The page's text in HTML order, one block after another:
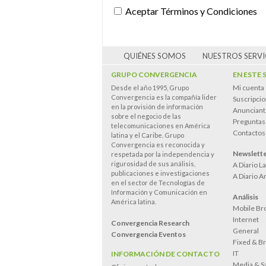
realizar transacciones. Por ello,
cualquier soporte ciertos extractos
expresa constancia que Ud. será
a material disponible en preview
fecha de registro y alta. La
pago de abono que deberá
momento del registro inicial Una
usuario de las claves de
material.
3. Para acceder y proceder a la
que específicamente se señalen,
mediante la facilitación de datos
pago.
4. Cuando en la utilización de la
para la venta o compra de
auspiciantes o patrocinadores de la
ellos serán responsables finales de la
Aceptar Términos y Condiciones
QUIÉNES SOMOS NUESTROS
GRUPO CONVERGENCIA
Desde el año 1995, Grupo
Convergencia es la compañía lider
en la provisión de información
sobre el negocio de las
telecomunicaciones en América
latina y el Caribe. Grupo
Convergencia es reconocida y
respetada por la independencia y
rigurosidad de sus análisis,
publicaciones e investigaciones
en el sector de Tecnologías de
Información y Comunicación en
América latina.
Convergencia Research
Convergencia Eventos
INFORMACIÓN DE CONTACTO
EN ESTE
Mi cuenta
Contactos
A Diario
A Diario
Análisis
Mobile
Internet
General
Fixed &
IT